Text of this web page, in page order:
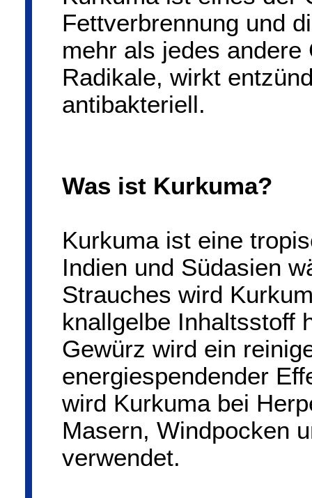
Fettverbrennung und
mehr als jedes
Radikale, wirkt
antibakteriell.
Was ist Kurkuma?
Kurkuma ist eine
Indien und Südasien
Strauches wird
knallgelbe Inhaltsstoff
Gewürz wird ein
energiespendender
wird Kurkuma bei
Masern, Windpocken
verwendet.